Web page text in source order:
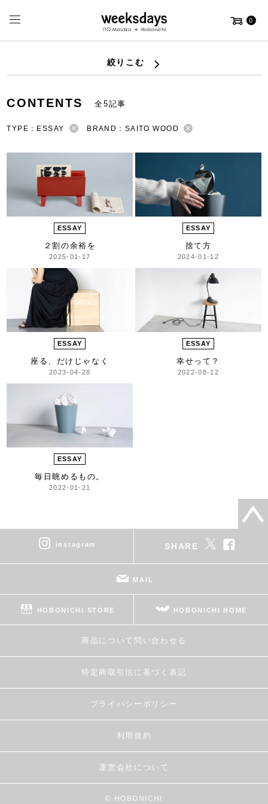
0
絞りこむ
CONTENTS 全5記事
TYPE：ESSAY BRAND：SAITO WOOD
ESSAY
２割の余裕を
2025-01-17
ESSAY
捨て方
2024-01-12
ESSAY
座る、だけじゃなく
2023-04-28
ESSAY
幸せって？
2022-08-12
ESSAY
毎日眺めるもの。
2022-01-21
instagram SHARE
MAIL
HOBONICHI STORE HOBONICHI HOME
商品について問い合わせる
特定商取引法に基づく表記
プライバシーポリシー
利用規約
運営会社について
© HOBONICHI